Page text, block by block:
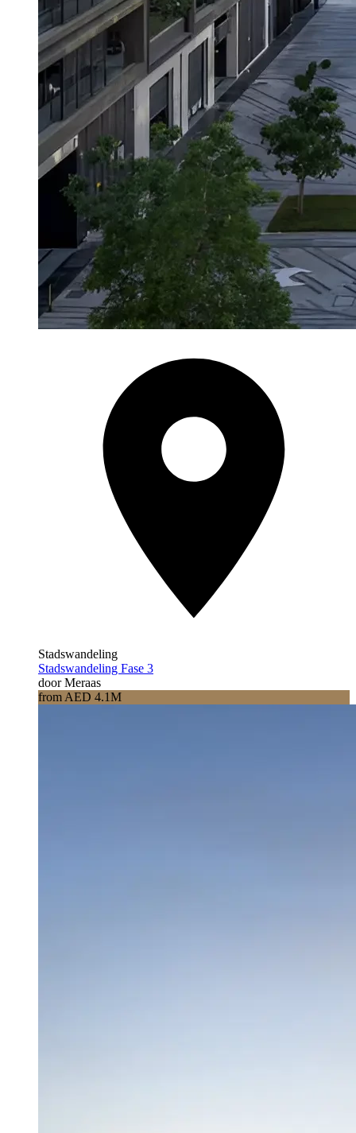
Stadswandeling
Stadswandeling Fase 3
door Meraas
from AED 4.1M